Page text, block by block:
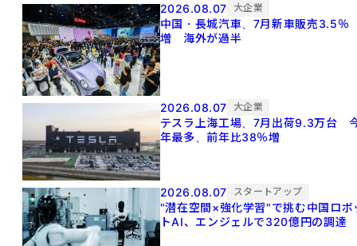
2026.08.07 大企業
中国・長城汽車、7月新車販売3.5％
増 海外が過半
2026.08.07 大企業
テスラ上海工場、7月出荷9.3万台
年最多、前年比38％増
2026.08.07 スタートアップ
"潜在空間×強化学習"で挑む中国ロボ
トAI、エンジェルで320億円の調達